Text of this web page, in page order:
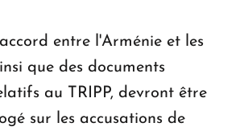
entre l'Arménie et les
que des documents
au TRIPP, devront être
sur les accusations de